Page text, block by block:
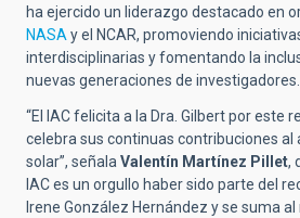
ha ejercido un liderazgo destacado en
NASAy el NCAR, promoviendo
interdisciplinarias y fomentando la
nuevas generaciones de investigadores.
“El IAC felicita a la Dra. Gilbert por este
celebra sus continuas contribuciones al
solar”, señalaValentín Martínez Pillet,
IAC es un orgullo haber sido parte del
Irene González Hernández y se suma